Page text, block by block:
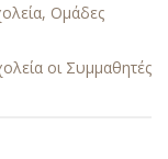
Ομάδες
οι Συμμαθητές